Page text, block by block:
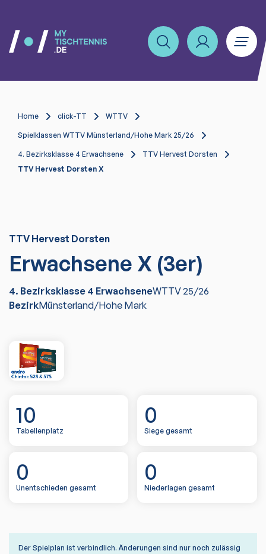
Home click-TT WTTV
Spielklassen WTTV Münsterland/Hohe Mark 25/26
4. Bezirksklasse 4 Erwachsene
TTV Hervest Dorsten
TTV Hervest Dorsten X
TTV Hervest Dorsten
Erwachsene X (3er)
4. Bezirksklasse 4 ErwachseneWTTV25/26
BezirkMünsterland/Hohe Mark
10
Tabellenplatz
0
Siege gesamt
0
Unentschieden gesamt
0
Niederlagen gesamt
Der Spielplan ist verbindlich. Änderungen sind nur noch zulässig